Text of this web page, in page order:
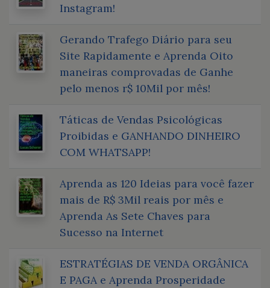
Instagram!
Gerando Trafego Diário para seu
Site Rapidamente e Aprenda Oito
maneiras comprovadas de Ganhe
pelo menos r$ 10Mil por mês!
Táticas de Vendas Psicológicas
Proibidas e GANHANDO DINHEIRO
COM WHATSAPP!
Aprenda as 120 Ideias para você fazer
mais de R$ 3Mil reais por mês e
Aprenda As Sete Chaves para
Sucesso na Internet
ESTRATÉGIAS DE VENDA ORGÂNICA
E PAGA e Aprenda Prosperidade